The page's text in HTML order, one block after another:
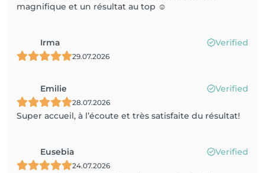
magnifique et un résultat au top ☺️
Irma Verified
29.07.2026
Emilie Verified
28.07.2026
Super accueil, à l’écoute et très satisfaite du résultat!
Eusebia Verified
24.07.2026